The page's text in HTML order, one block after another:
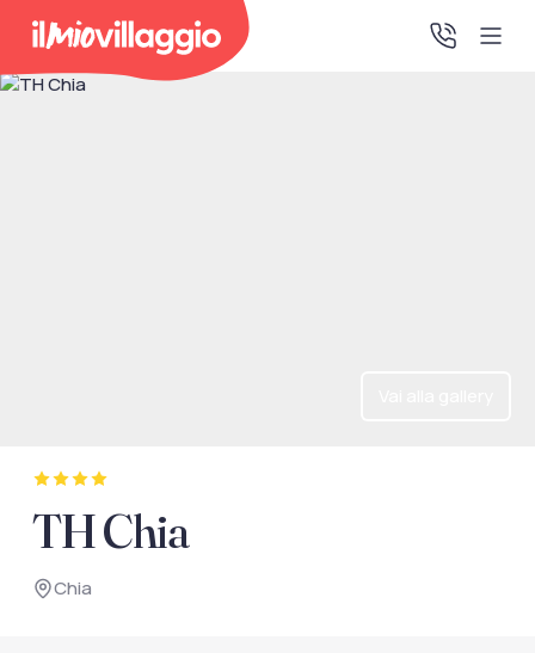
Accedi alla tua area riservata per vedere i tuoi preventivi
e le tue pratiche, gestire i pagamenti e scaricare i tuoi
documenti di viaggio.
TH Chia
Chia